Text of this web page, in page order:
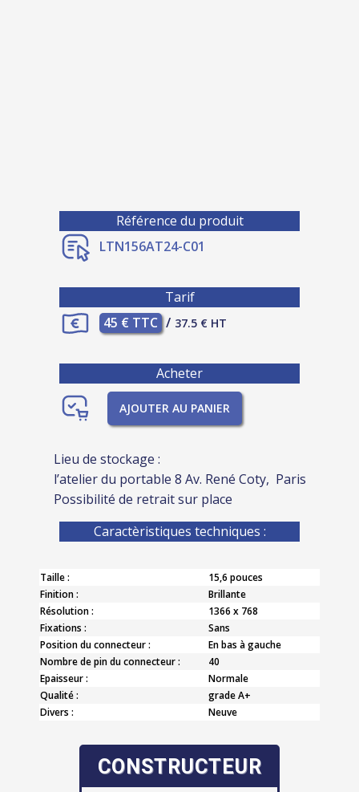
Référence du produit
LTN156AT24-C01
Tarif
45 € TTC / 37.5 € HT
Acheter
AJOUTER AU PANIER
Lieu de stockage :
l’atelier du portable 8 Av. René Coty, Paris
Possibilité de retrait sur place
Caractèristiques techniques :
Taille :
15,6 pouces
Finition :
Brillante
Résolution :
1366 x 768
Fixations :
Sans
Position du connecteur :
En bas à gauche
Nombre de pin du connecteur :
40
Epaisseur :
Normale
Qualité :
grade A+
Divers :
Neuve
CONSTRUCTEUR